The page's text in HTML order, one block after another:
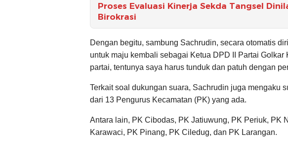
Proses Evaluasi Kinerja Sekda Tangsel
Birokrasi
Dengan begitu, sambung Sachrudin, secara otomatis
untuk maju kembali sebagai Ketua DPD II Partai Golkar
partai, tentunya saya harus tunduk dan patuh dengan
Terkait soal dukungan suara, Sachrudin juga mengaku
dari 13 Pengurus Kecamatan (PK) yang ada.
Antara lain, PK Cibodas, PK Jatiuwung, PK Periuk, PK
Karawaci, PK Pinang, PK Ciledug, dan PK Larangan.